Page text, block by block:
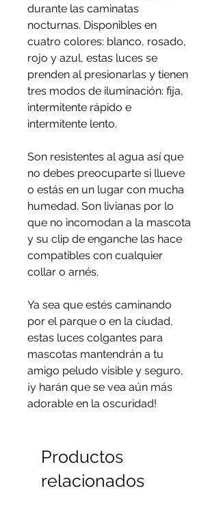
durante las caminatas
nocturnas. Disponibles en
cuatro colores: blanco, rosado,
rojo y azul, estas luces se
prenden al presionarlas y tienen
tres modos de iluminación: fija,
intermitente rápido e
intermitente lento.
Son resistentes al agua así que
no debes preocuparte si llueve
o estás en un lugar con mucha
humedad. Son livianas por lo
que no incomodan a la mascota
y su clip de enganche las hace
compatibles con cualquier
collar o arnés.
Ya sea que estés caminando
por el parque o en la ciudad,
estas luces colgantes para
mascotas mantendrán a tu
amigo peludo visible y seguro,
¡y harán que se vea aún más
adorable en la oscuridad!
Productos
relacionados